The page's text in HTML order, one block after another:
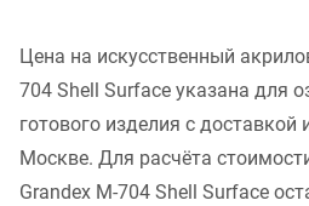
Цена на искусственный
704 Shell Surface указана для
готового изделия с доставкой
Москве. Для расчёта
Grandex M-704 Shell Surface